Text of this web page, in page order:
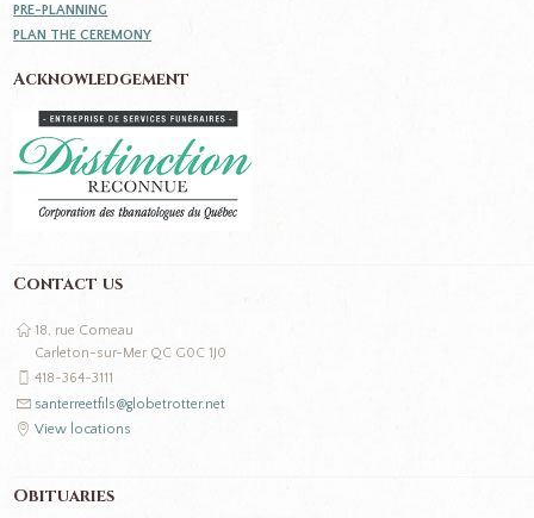
PRE-PLANNING
PLAN THE CEREMONY
Acknowledgement
Contact us
18, rue Comeau
Carleton-sur-Mer QC G0C 1J0
418-364-3111
santerreetfils@globetrotter.net
View locations
Obituaries